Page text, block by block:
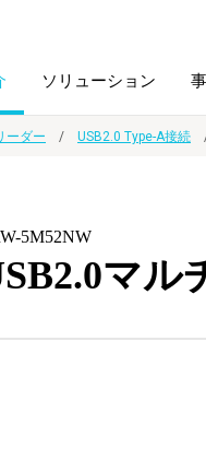
ノート・紙製品
ソリューション
学
沿
ーダー USB2.0 Type-A接続
5M52NW
マ